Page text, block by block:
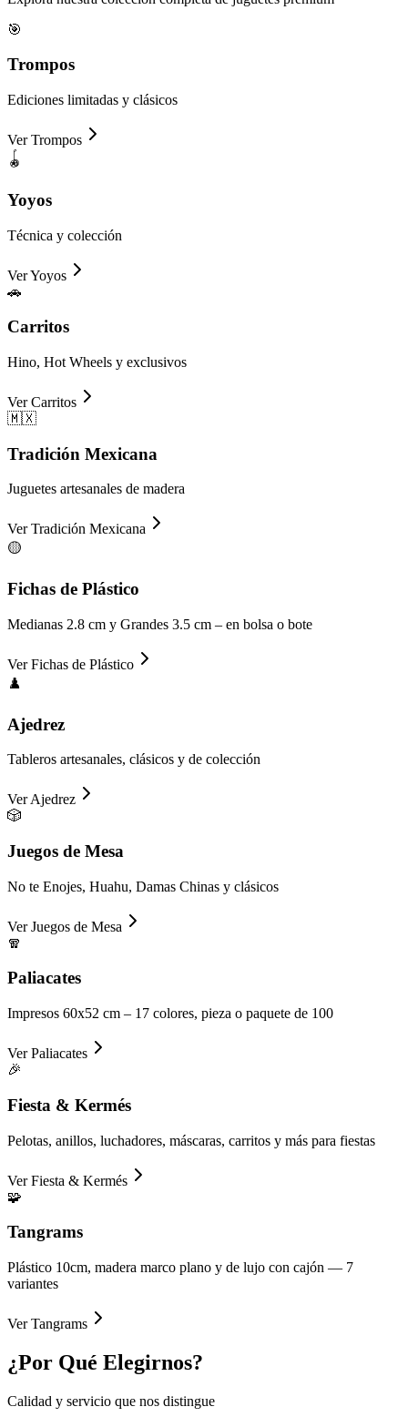
🎯
Trompos
Ediciones limitadas y clásicos
VerTrompos
🪀
Yoyos
Técnica y colección
VerYoyos
🚗
Carritos
Hino, Hot Wheels y exclusivos
VerCarritos
🇲🇽
Tradición Mexicana
Juguetes artesanales de madera
VerTradición Mexicana
🟡
Fichas de Plástico
Medianas 2.8 cm y Grandes 3.5 cm – en bolsa o bote
VerFichas de Plástico
♟️
Ajedrez
Tableros artesanales, clásicos y de colección
VerAjedrez
🎲
Juegos de Mesa
No te Enojes, Huahu, Damas Chinas y clásicos
VerJuegos de Mesa
🧣
Paliacates
Impresos 60x52 cm – 17 colores, pieza o paquete de 100
VerPaliacates
🎉
Fiesta & Kermés
Pelotas, anillos, luchadores, máscaras, carritos y más para fiestas
VerFiesta & Kermés
🧩
Tangrams
Plástico 10cm, madera marco plano y de lujo con cajón — 7
variantes
VerTangrams
¿Por Qué Elegirnos?
Calidad y servicio que nos distingue